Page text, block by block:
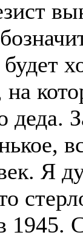
на
деда.
Я
1945.